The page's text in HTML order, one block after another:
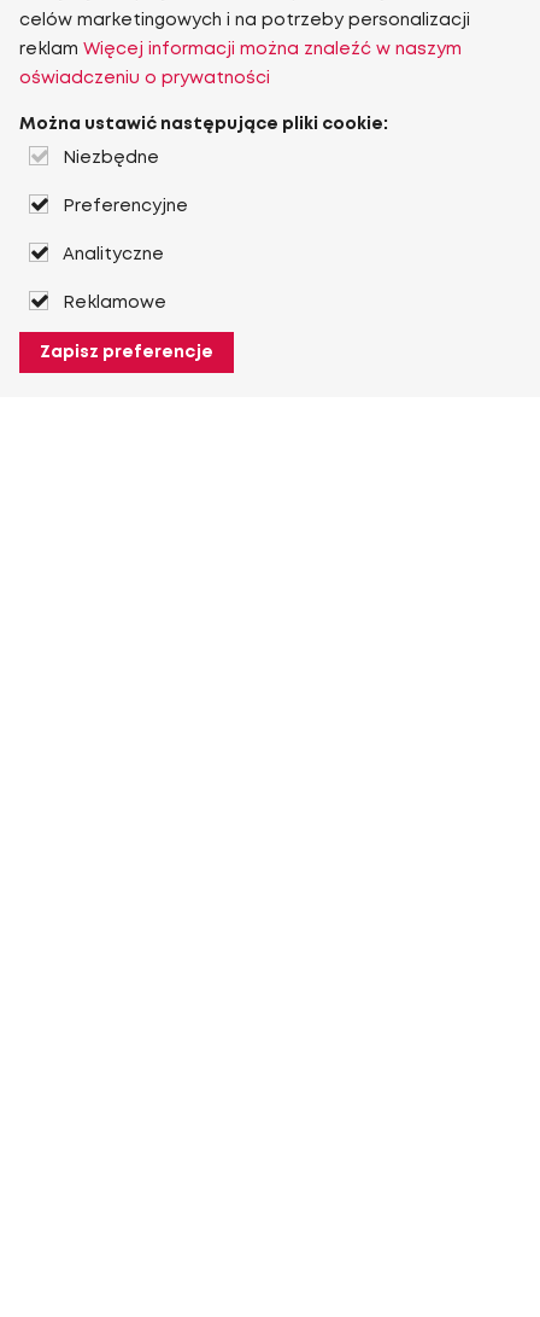
celów marketingowych i na potrzeby personalizacji
reklam Więcej informacji można znaleźć w naszym
oświadczeniu o prywatności
Można ustawić następujące pliki cookie:
Niezbędne
Preferencyjne
Analityczne
Reklamowe
Zapisz preferencje